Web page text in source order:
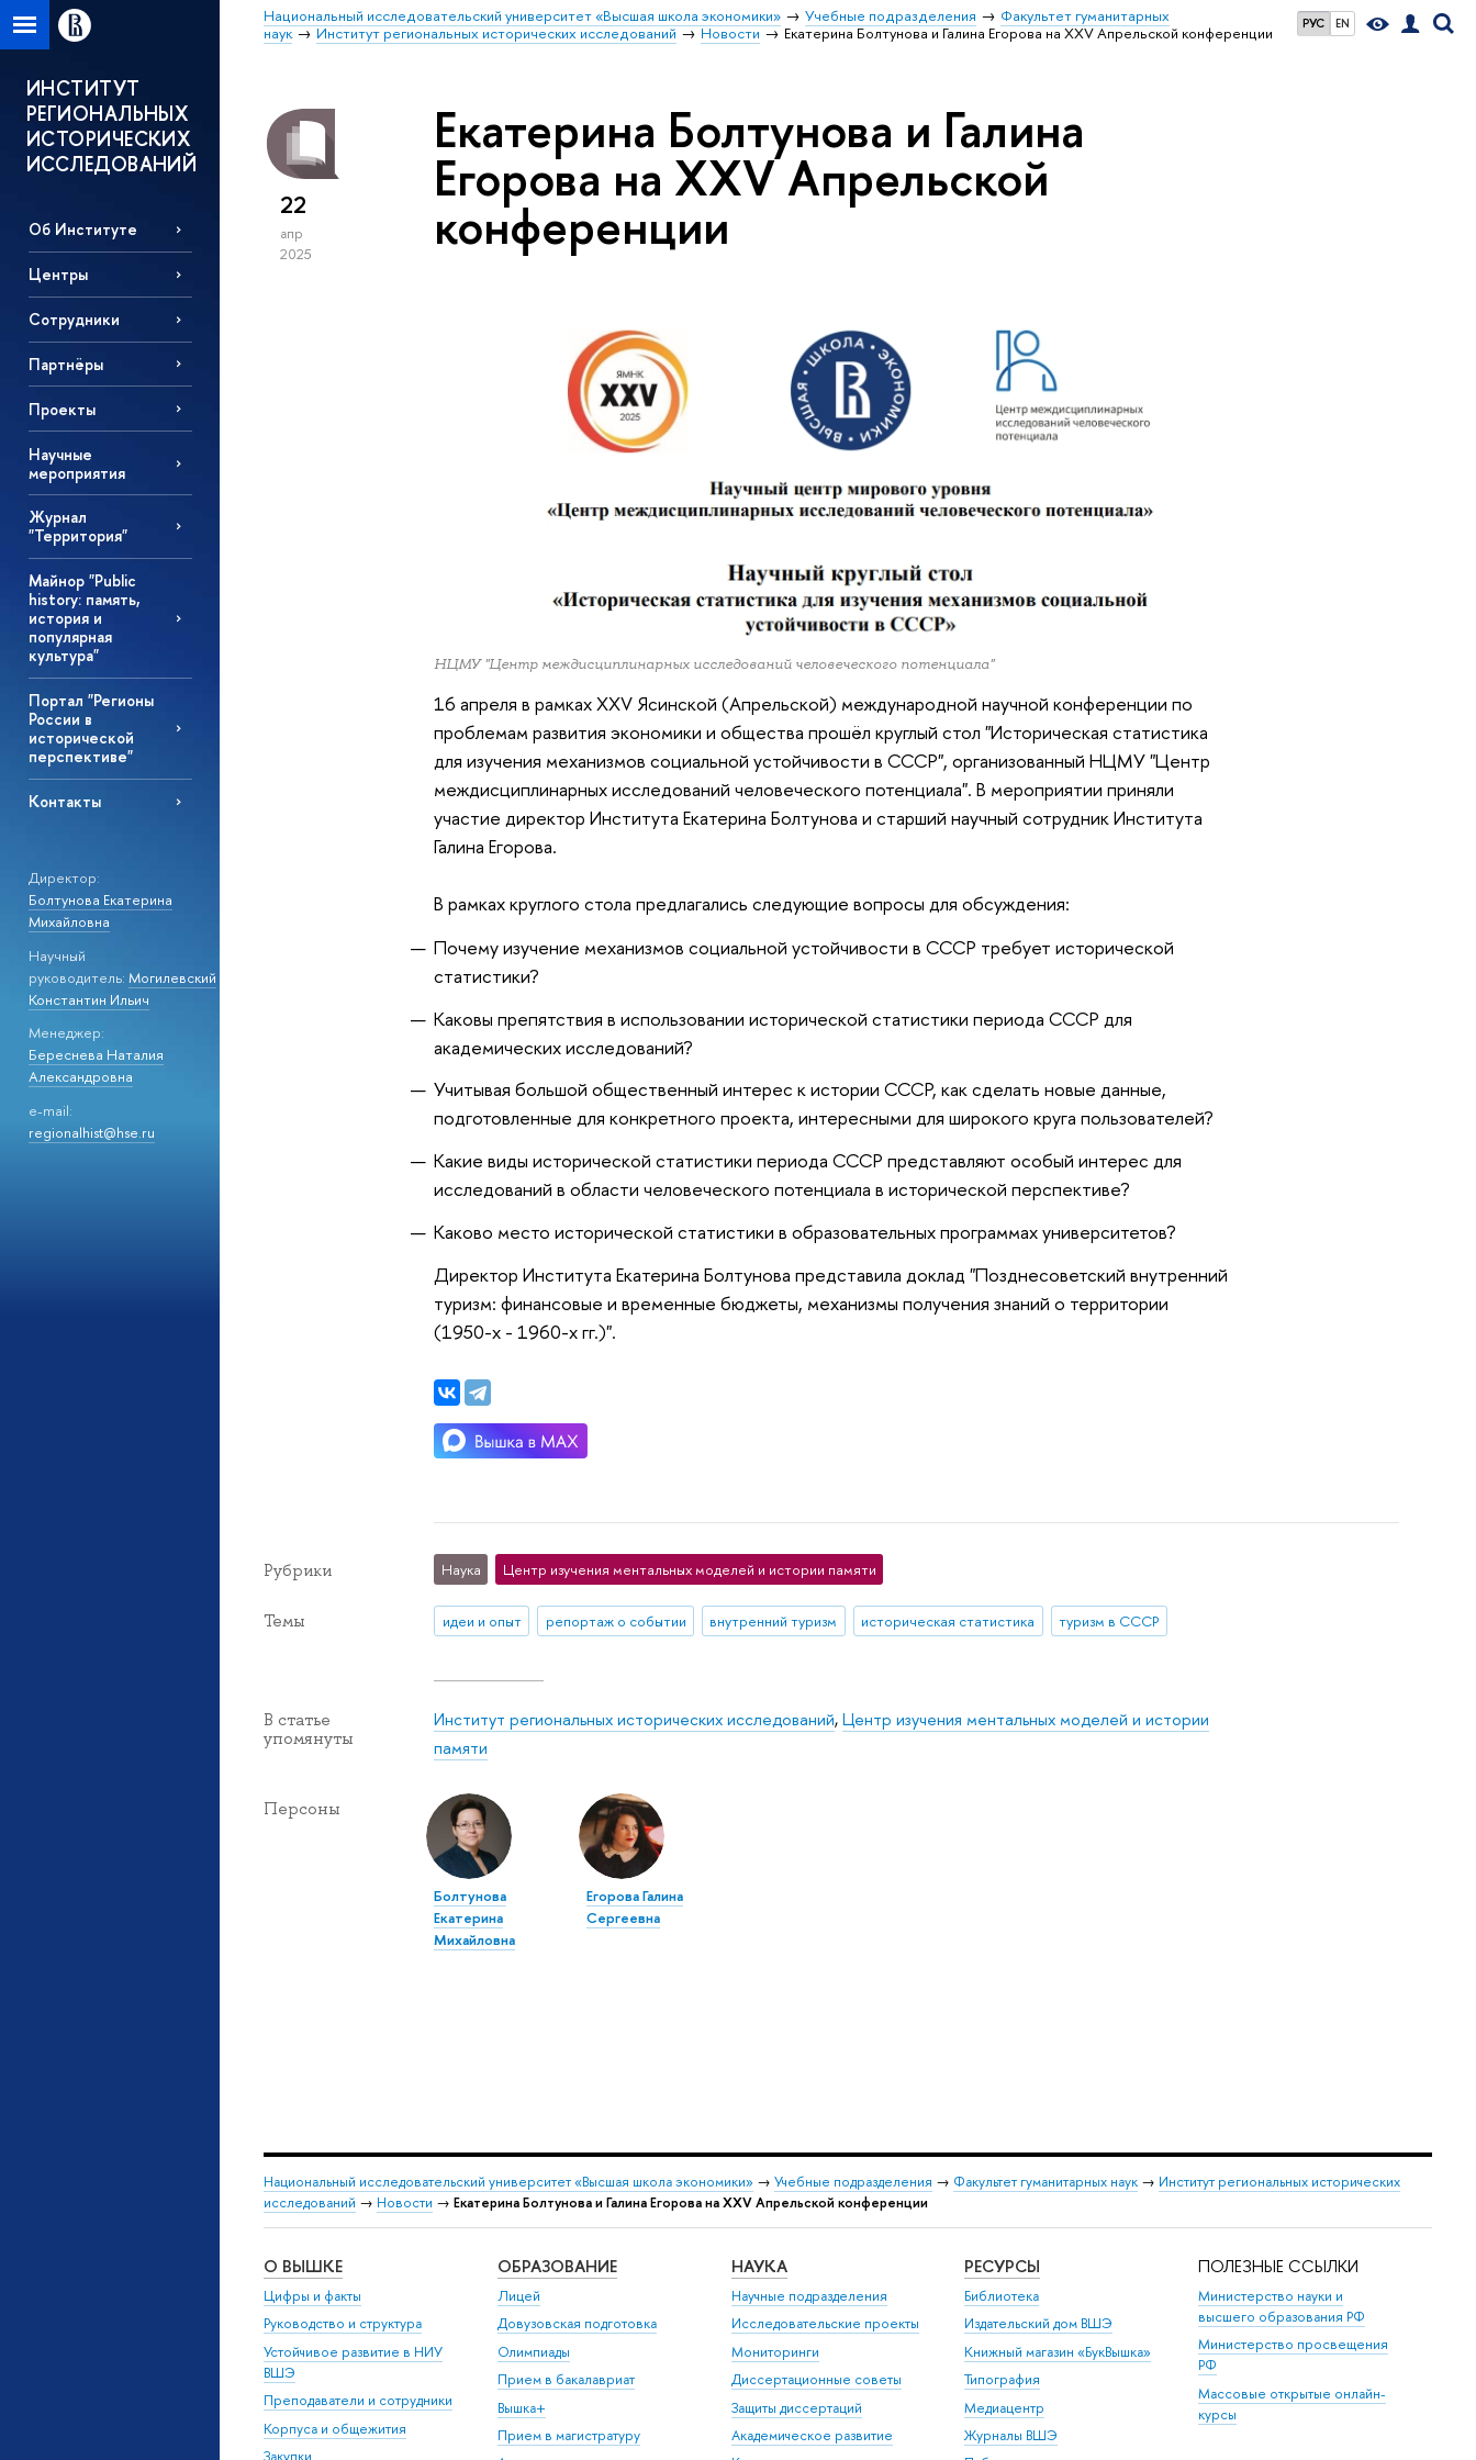
РУС EN
Национальный исследовательский университет «Высшая школа экономики» Учебные подразделения
Факультет гуманитарных
наук
Институт региональных исторических исследований Новости Екатерина Болтунова и Галина Егорова на XXV Апрельской конференции
ИНСТИТУТ
РЕГИОНАЛЬНЫХ
ИСТОРИЧЕСКИХ
ИССЛЕДОВАНИЙ
Об Институте
Центры
Сотрудники
Партнёры
Проекты
Научные
мероприятия
Журнал
"Территория"
Майнор "Public
history: память,
история и
популярная
культура"
Портал "Регионы
России в
исторической
перспективе"
Контакты
Директор:
Болтунова Екатерина
Михайловна
Научный
руководитель: Могилевский
Константин Ильич
Менеджер:
Береснева Наталия
Александровна
e-mail:
regionalhist@hse.ru
22
апр
2025
Екатерина Болтунова и Галина
Егорова на XXV Апрельской
конференции
НЦМУ "Центр междисциплинарных исследований человеческого потенциала"
16 апреля в рамках XXV Ясинской (Апрельской) международной научной конференции по
проблемам развития экономики и общества прошёл круглый стол "Историческая статистика
для изучения механизмов социальной устойчивости в СССР", организованный НЦМУ "Центр
междисциплинарных исследований человеческого потенциала". В мероприятии приняли
участие директор Института Екатерина Болтунова и старший научный сотрудник Института
Галина Егорова.
В рамках круглого стола предлагались следующие вопросы для обсуждения:
Почему изучение механизмов социальной устойчивости в СССР требует исторической
статистики?
Каковы препятствия в использовании исторической статистики периода СССР для
академических исследований?
Учитывая большой общественный интерес к истории СССР, как сделать новые данные,
подготовленные для конкретного проекта, интересными для широкого круга пользователей?
Какие виды исторической статистики периода СССР представляют особый интерес для
исследований в области человеческого потенциала в исторической перспективе?
Каково место исторической статистики в образовательных программах университетов?
Директор Института Екатерина Болтунова представила доклад "Позднесоветский внутренний
туризм: финансовые и временные бюджеты, механизмы получения знаний о территории
(1950-х - 1960-х гг.)".
Рубрики Наука Центр изучения ментальных моделей и истории памяти
Темы идеи и опыт репортаж о событии внутренний туризм историческая статистика туризм в СССР
В статье
упомянуты
Институт региональных исторических исследований,Центр изучения ментальных моделей и истории
памяти
Персоны
Болтунова
Екатерина
Михайловна
Егорова Галина
Сергеевна
Национальный исследовательский университет «Высшая школа экономики» → Учебные подразделения → Факультет гуманитарных наук → Институт региональных исторических
исследований → Новости → Екатерина Болтунова и Галина Егорова на XXV Апрельской конференции
О ВЫШКЕ
Цифры и факты
Руководство и структура
Устойчивое развитие в НИУ
ВШЭ
Преподаватели и сотрудники
Корпуса и общежития
Закупки
ОБРАЗОВАНИЕ
Лицей
Довузовская подготовка
Олимпиады
Прием в бакалавриат
Вышка+
Прием в магистратуру
НАУКА
Научные подразделения
Исследовательские проекты
Мониторинги
Диссертационные советы
Защиты диссертаций
Академическое развитие
РЕСУРСЫ
Библиотека
Издательский дом ВШЭ
Книжный магазин «БукВышка»
Типография
Медиацентр
Журналы ВШЭ
ПОЛЕЗНЫЕ ССЫЛКИ
Министерство науки и
высшего образования РФ
Министерство просвещения
РФ
Массовые открытые онлайн-
курсы